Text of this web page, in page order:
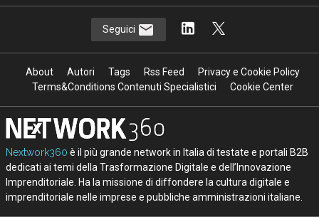
Seguici
About Autori Tags Rss Feed
Privacy e Cookie Policy
Terms&Conditions Contenuti Specialistici
Cookie Center
Nextwork360 è il più grande network in Italia di testate e portali B2B
dedicati ai temi della Trasformazione Digitale e dell’Innovazione
Imprenditoriale. Ha la missione di diffondere la cultura digitale e
imprenditoriale nelle imprese e pubbliche amministrazioni italiane.